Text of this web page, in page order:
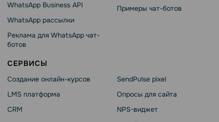
WhatsApp Business API
WhatsApp рассылки
Реклама для WhatsApp чат-
ботов
Примеры чат-ботов
СЕРВИСЫ
Создание онлайн-курсов
LMS платформа
CRM
SendPulse pixel
Опросы для сайта
NPS-виджет